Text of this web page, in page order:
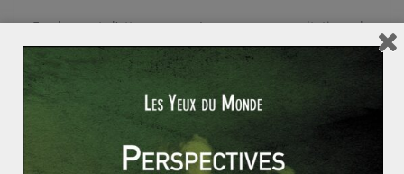
En lançant l’attaque en Iran sans consultation du
Congrès ni autorisation du Conseil de sécurité des
Nations Unies, Donald Trump a-t-il décrédibilisé sa
politique «
Make America Great Again
aucunement. Il affirmait lors d’une interview accordée à
« C’est moi qui ai développé le
America First» (…) c’est à moi d’en décider (…)